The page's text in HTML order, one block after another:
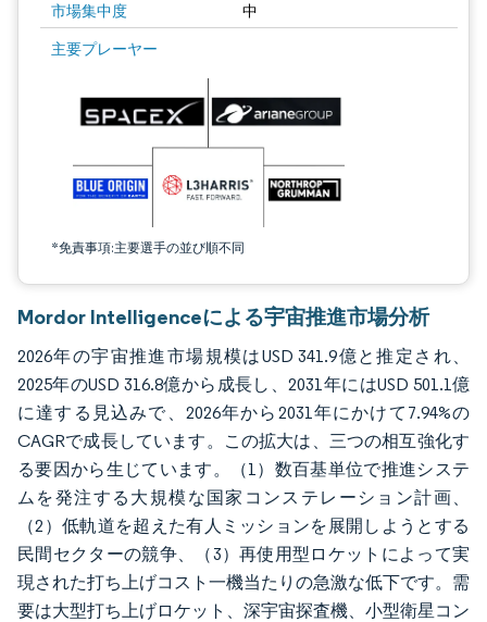
市場集中度 中
主要プレーヤー
*免責事項:主要選手の並び順不同
画像 © Mordor Intelligence。再利用にはCC BY 4.0の表示が必要です。
Mordor Intelligenceによる宇宙推進市場分析
2026年の宇宙推進市場規模はUSD 341.9億と推定され、
2025年のUSD 316.8億から成長し、2031年にはUSD 501.1億
に達する見込みで、2026年から2031年にかけて7.94%の
CAGRで成長しています。この拡大は、三つの相互強化す
る要因から生じています。（1）数百基単位で推進システ
ムを発注する大規模な国家コンステレーション計画、
（2）低軌道を超えた有人ミッションを展開しようとする
民間セクターの競争、（3）再使用型ロケットによって実
現された打ち上げコスト一機当たりの急激な低下です。需
要は大型打ち上げロケット、深宇宙探査機、小型衛星コン